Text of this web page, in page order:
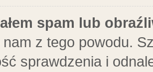
spam lub
z tego powodu.
sprawdzenia i